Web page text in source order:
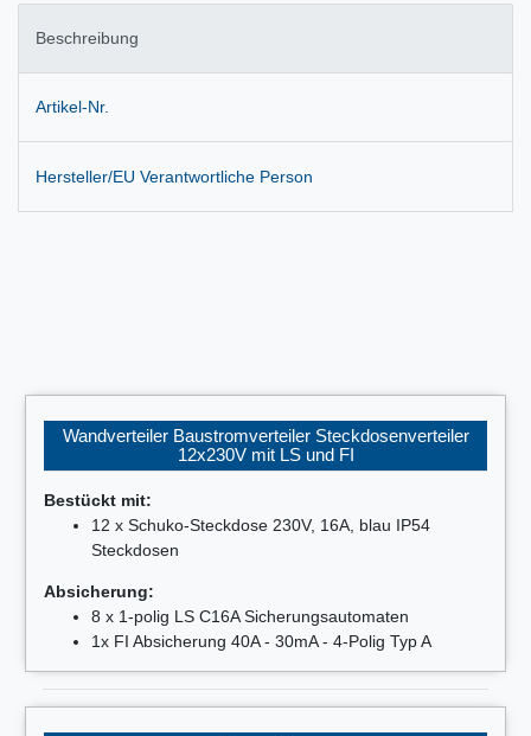
Beschreibung
Artikel-Nr.
Hersteller/EU Verantwortliche Person
Wandverteiler Baustromverteiler Steckdosenverteiler
12x230V mit LS und FI
Bestückt mit:
12 x Schuko-Steckdose 230V, 16A, blau IP54
Steckdosen
Absicherung:
8 x 1-polig LS C16A Sicherungsautomaten
1x FI Absicherung 40A - 30mA - 4-Polig Typ A